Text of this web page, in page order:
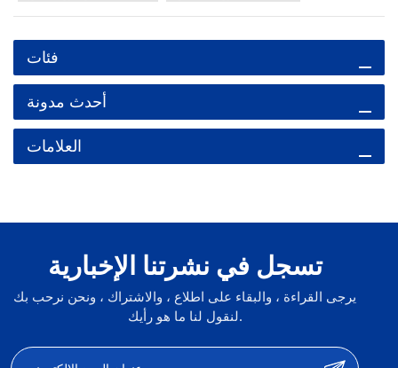
فئات
أحدث مدونة
العلامات
تسجل في نشرتنا الإخبارية
يرجى القراءة ، والبقاء على اطلاع ، والاشتراك ، ونحن نرحب بك
لنقول لنا ما هو رأيك.